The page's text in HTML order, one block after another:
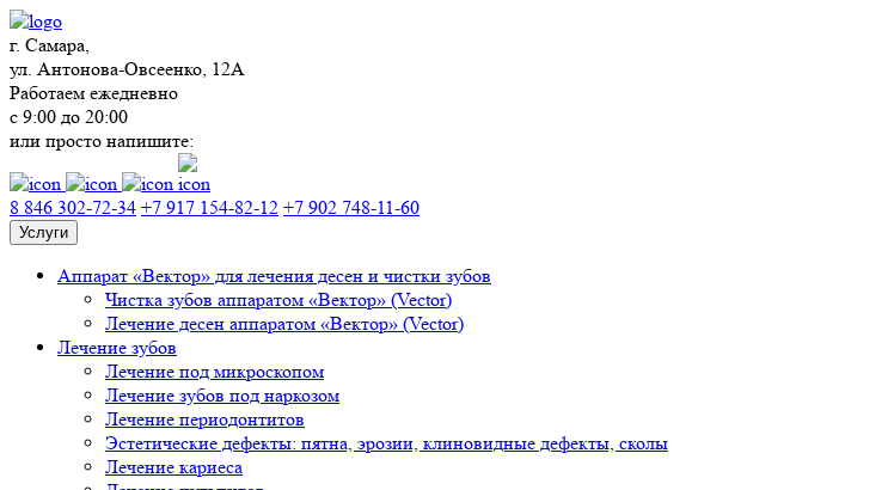
г. Самара,
ул. Антонова-Овсеенко, 12А
Работаем ежедневно
с 9:00 до 20:00
или просто напишите:
8 846 302-72-34 +7 917 154-82-12 +7 902 748-11-60
Услуги
Аппарат «Вектор» для лечения десен и чистки зубов
Чистка зубов аппаратом «Вектор» (Vector)
Лечение десен аппаратом «Вектор» (Vector)
Лечение зубов
Лечение под микроскопом
Лечение зубов под наркозом
Лечение периодонтитов
Эстетические дефекты: пятна, эрозии, клиновидные дефекты, сколы
Лечение кариеса